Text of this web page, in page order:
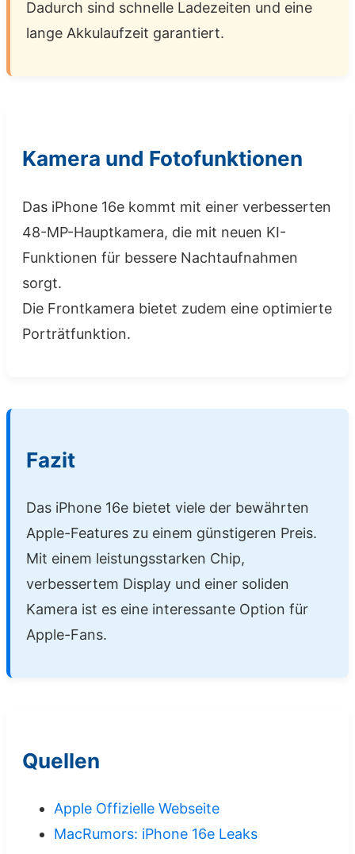
Dadurch sind schnelle Ladezeiten und eine
lange Akkulaufzeit garantiert.
Kamera und Fotofunktionen
Das iPhone 16e kommt mit einer verbesserten
48-MP-Hauptkamera, die mit neuen KI-
Funktionen für bessere Nachtaufnahmen
sorgt.
Die Frontkamera bietet zudem eine optimierte
Porträtfunktion.
Fazit
Das iPhone 16e bietet viele der bewährten
Apple-Features zu einem günstigeren Preis.
Mit einem leistungsstarken Chip,
verbessertem Display und einer soliden
Kamera ist es eine interessante Option für
Apple-Fans.
Quellen
Apple Offizielle Webseite
MacRumors: iPhone 16e Leaks